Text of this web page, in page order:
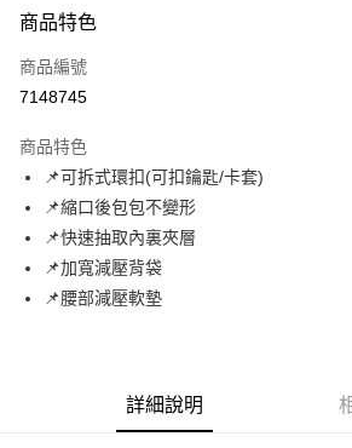
信用卡一次付款
超商取貨付款
Apple Pay
街口支付
悠遊付
AFTEE先享後付
１．簡單：不需註冊會員、不需綁卡、不需儲值。
商品特色
商品編號
7148745
商品特色
📌可拆式環扣(可扣鑰匙/卡套)
📌縮口後包包不變形
📌快速抽取內裏夾層
📌加寬減壓背袋
📌腰部減壓軟墊
詳細說明